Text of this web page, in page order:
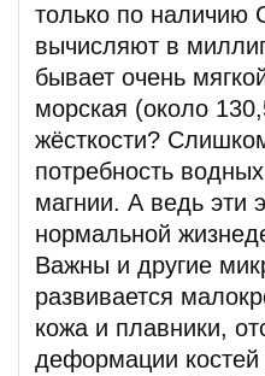
только по наличию
вычисляют в
бывает очень
морская (около
жёсткости?
потребность
магнии. А ведь
нормальной
Важны и другие
развивается
кожа и плавники,
деформации